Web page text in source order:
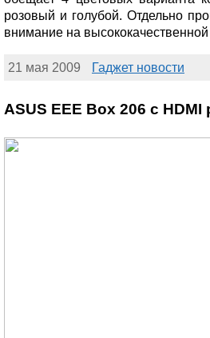
розовый и голубой. Отдельно
внимание на высококачественной
21 мая 2009 Гаджет новости
ASUS EEE Box 206 с